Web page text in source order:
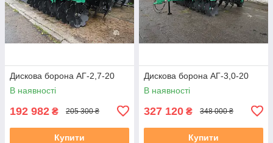
Дискова борона АГ-2,7-20
В наявності
192 982 ₴ 205 300 ₴
Купити
Дискова борона АГ-3,0-20
В наявності
327 120 ₴ 348 000 ₴
Купити